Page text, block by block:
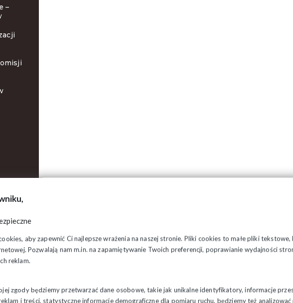
aby zapewnić Ci najlepsze wrażenia na naszej stronie. Pliki cookies to małe pliki
Pozwalają nam m.in. na zapamiętywanie Twoich preferencji, poprawianie wydajności
reklam.
zgody będziemy przetwarzać dane osobowe, takie jak unikalne identyfikatory, informacje
i treści, statystyczne informacje demograficzne dla pomiaru ruchu, będziemy też
–
w